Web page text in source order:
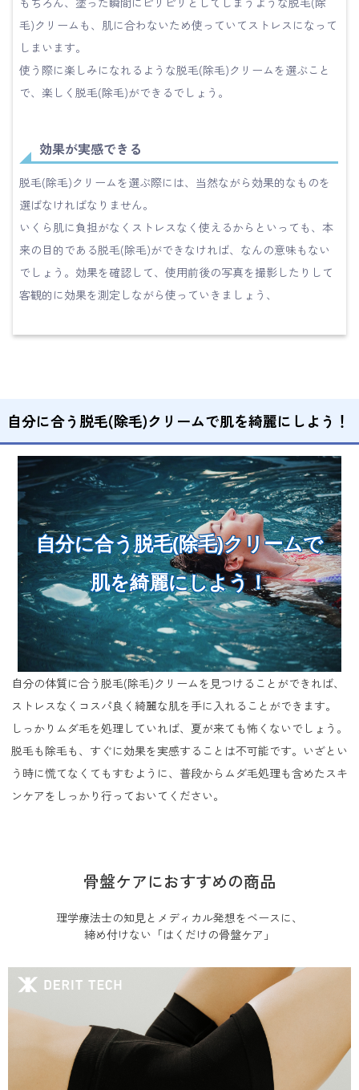
毛)クリームも、肌に合わないため使っていてストレスになって
しまいます。
使う際に楽しみになれるような脱毛(除毛)クリームを選ぶこと
で、楽しく脱毛(除毛)ができるでしょう。
効果が実感できる
脱毛(除毛)クリームを選ぶ際には、当然ながら効果的なものを
選ばなければなりません。
いくら肌に負担がなくストレスなく使えるからといっても、本
来の目的である脱毛(除毛)ができなければ、なんの意味もない
でしょう。効果を確認して、使用前後の写真を撮影したりして
客観的に効果を測定しながら使っていきましょう、
自分に合う脱毛(除毛)クリームで肌を綺麗にしよう！
自分に合う脱毛(除毛)クリームで
肌を綺麗にしよう！
自分の体質に合う脱毛(除毛)クリームを見つけることができれば、
ストレスなくコスパ良く綺麗な肌を手に入れることができます。
しっかりムダ毛を処理していれば、夏が来ても怖くないでしょう。
脱毛も除毛も、すぐに効果を実感することは不可能です。いざとい
う時に慌てなくてもすむように、普段からムダ毛処理も含めたスキ
ンケアをしっかり行っておいてください。
骨盤ケアにおすすめの商品
理学療法士の知見とメディカル発想をベースに、
締め付けない「はくだけの骨盤ケア」